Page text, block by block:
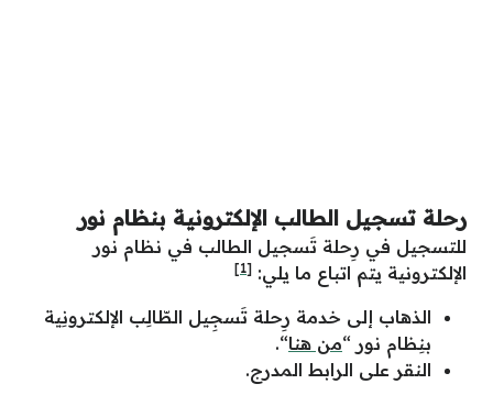
رحلة تسجيل الطالب الإلكترونية بنظام نور
للتسجيل في رِحلة تَسجيل الطالب في نظام نور
الإلكترونية يتم اتباع ما يلي: [1]
الذهاب إلى خدمة رِحلة تَسجِيل الطّالِب الإلكترونِية
بنِظام نور “من هنا“.
النقر على الرابط المدرج.